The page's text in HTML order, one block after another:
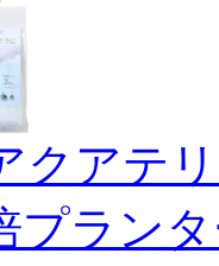
アクアテ
プラン